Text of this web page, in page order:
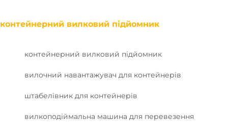
контейнерний вилковий підйомник
контейнерний вилковий підйомник
вилочний навантажувач для контейнерів
штабелівник для контейнерів
вилкоподіймальна машина для перевезення